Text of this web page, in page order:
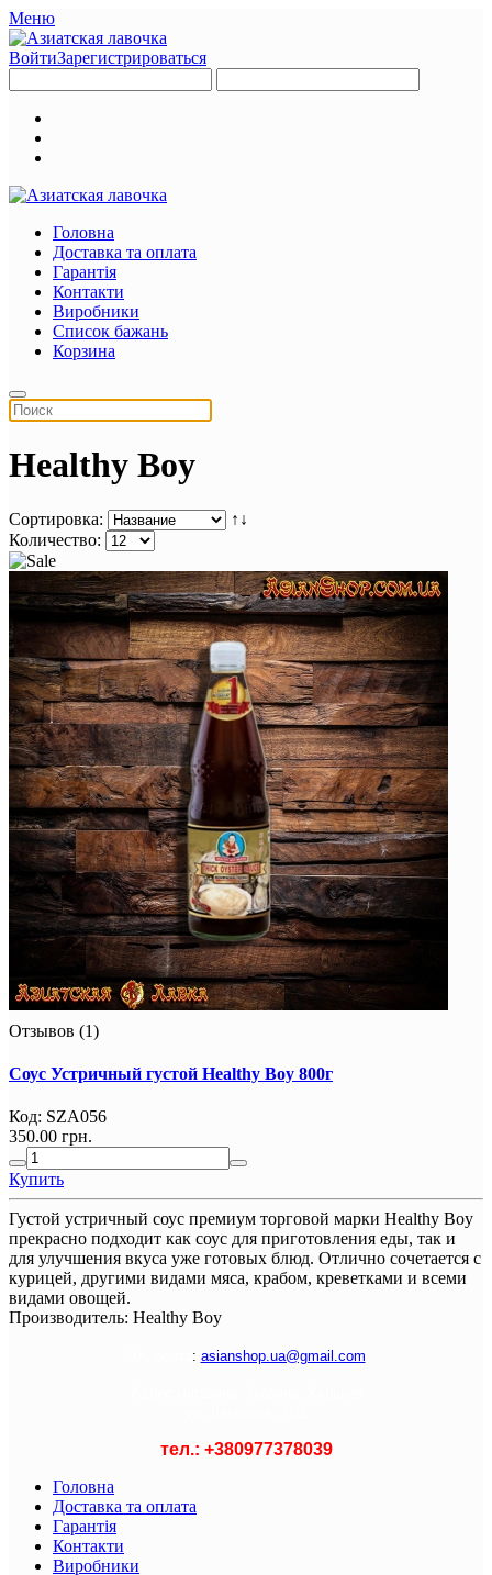
Меню
ВойтиЗарегистрироваться
Головна
Доставка та оплата
Гарантія
Контакти
Виробники
Список бажань
Корзина
Healthy Boy
Сортировка:
↑↓
Количество:
Отзывов (1)
Соус Устричный густой Healthy Boy 800г
Код: SZA056
350.00 грн.
Купить
Густой устричный соус премиум торговой марки Healthy Boy
прекрасно подходит как соус для приготовления еды, так и
для улучшения вкуса уже готовых блюд. Отлично сочетается с
курицей, другими видами мяса, крабом, креветками и всеми
видами овощей.
Производитель: Healthy Boy
: asianshop.ua@gmail.com
тел.: +380977378039
Головна
Доставка та оплата
Гарантія
Контакти
Виробники